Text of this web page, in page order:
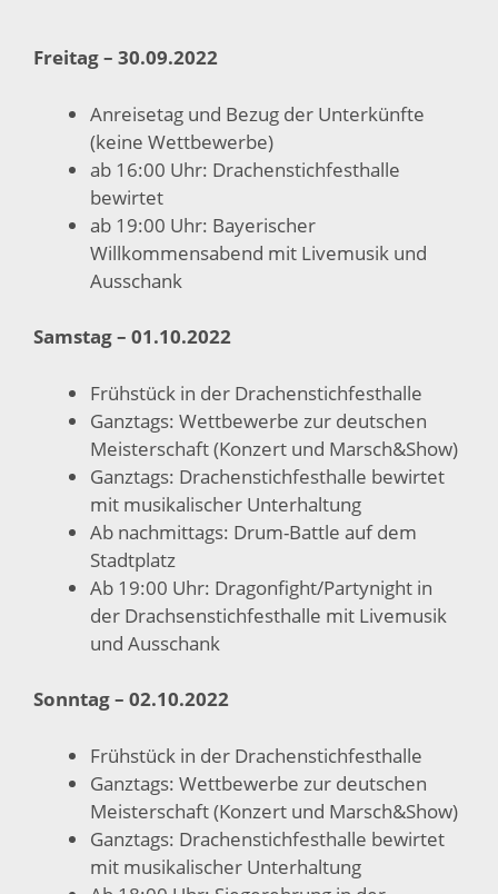
Freitag – 30.09.2022
Anreisetag und Bezug der Unterkünfte
(keine Wettbewerbe)
ab 16:00 Uhr: Drachenstichfesthalle
bewirtet
ab 19:00 Uhr: Bayerischer
Willkommensabend mit Livemusik und
Ausschank
Samstag – 01.10.2022
Frühstück in der Drachenstichfesthalle
Ganztags: Wettbewerbe zur deutschen
Meisterschaft (Konzert und Marsch&Show)
Ganztags: Drachenstichfesthalle bewirtet
mit musikalischer Unterhaltung
Ab nachmittags: Drum-Battle auf dem
Stadtplatz
Ab 19:00 Uhr: Dragonfight/Partynight in
der Drachsenstichfesthalle mit Livemusik
und Ausschank
Sonntag – 02.10.2022
Frühstück in der Drachenstichfesthalle
Ganztags: Wettbewerbe zur deutschen
Meisterschaft (Konzert und Marsch&Show)
Ganztags: Drachenstichfesthalle bewirtet
mit musikalischer Unterhaltung